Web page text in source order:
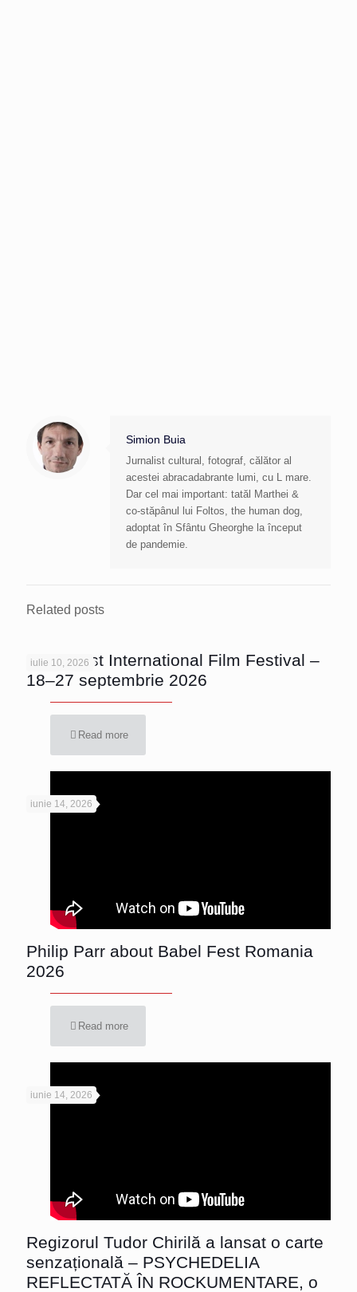
Simion Buia
Jurnalist cultural, fotograf, călător al
acestei abracadabrante lumi, cu L mare.
Dar cel mai important: tatăl Marthei &
co-stăpânul lui Foltos, the human dog,
adoptat în Sfântu Gheorghe la început
de pandemie.
Related posts
iulie 10, 2026
Bucharest International Film Festival –
18–27 septembrie 2026
Read more
iunie 14, 2026
Philip Parr about Babel Fest Romania
2026
Read more
iunie 14, 2026
Regizorul Tudor Chirilă a lansat o carte
senzațională – PSYCHEDELIA
REFLECTATĂ ÎN ROCKUMENTARE, o